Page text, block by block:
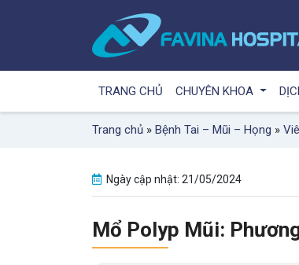
TRANG CHỦ CHUYÊN KHOA
Trang chủ » Bệnh Tai – Mũi – Họng »
Ngày cập nhật: 21/05/2024
Mổ Polyp Mũi: